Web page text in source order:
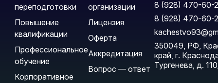
переподготовки
Повышение
квалификации
Профессиональное
обучение
Корпоративное
организации
Лицензия
Оферта
Аккредитация
Вопрос — ответ
8 (928) 470-60-
8 (928) 470-60-
350049, РФ,
край, г.
Тургенева, д.